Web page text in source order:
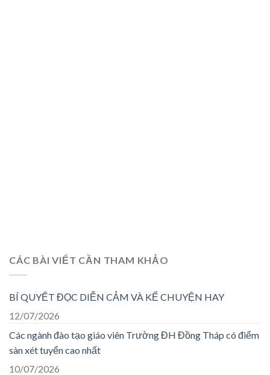
CÁC BÀI VIẾT CẦN THAM KHẢO
BÍ QUYẾT ĐỌC DIỄN CẢM VÀ KỂ CHUYỆN HAY
12/07/2026
Các ngành đào tạo giáo viên Trường ĐH Đồng Tháp có điểm
sàn xét tuyển cao nhất
10/07/2026